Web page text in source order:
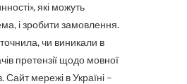
які можуть
і зробити замовлення.
чи виникали в
претензії щодо мовної
Сайт мережі в Україні –